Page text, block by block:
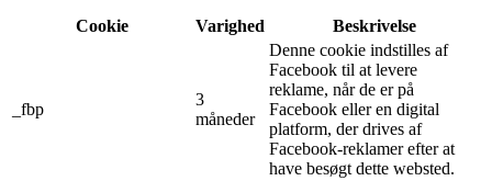
Cookie Varighed Beskrivelse
_fbp
3
måneder
Denne cookie indstilles af
Facebook til at levere
reklame, når de er på
Facebook eller en digital
platform, der drives af
Facebook-reklamer efter at
have besøgt dette websted.